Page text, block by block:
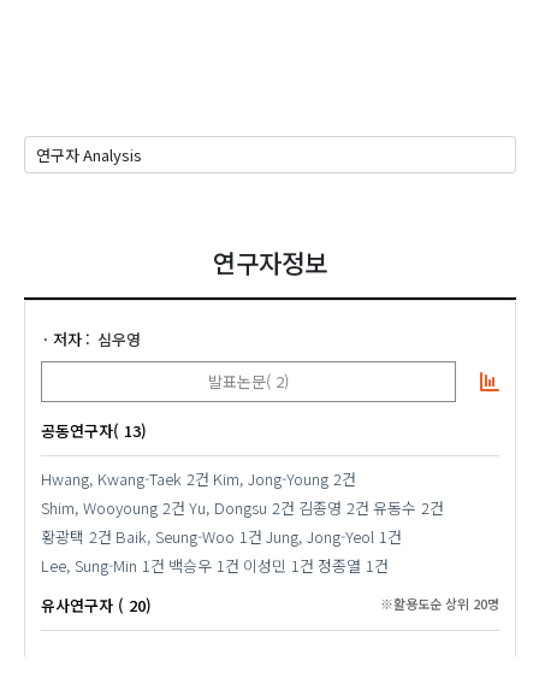
연구자정보
저자
심우영
발표논문( 2)
공동연구자( 13)
Hwang, Kwang-Taek 2건 Kim, Jong-Young 2건
Shim, Wooyoung 2건 Yu, Dongsu 2건 김종영 2건 유동수 2건
황광택 2건 Baik, Seung-Woo 1건 Jung, Jong-Yeol 1건
Lee, Sung-Min 1건 백승우 1건 이성민 1건 정종열 1건
유사연구자 ( 20)
※활용도순 상위 20명